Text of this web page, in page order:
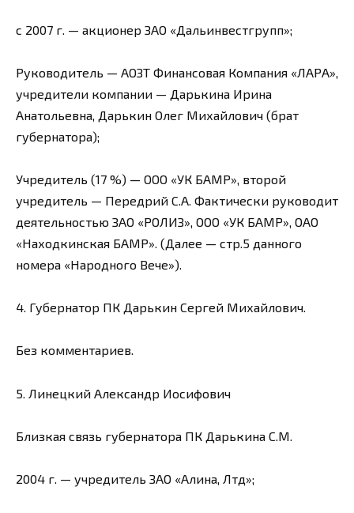
с 2007 г. — акционер ЗАО «Дальинвестгрупп»;
Руководитель — АОЗТ Финансовая Компания «ЛАРА»,
учредители компании — Дарькина Ирина
Анатольевна, Дарькин Олег Михайлович (брат
губернатора);
Учредитель (17 %) — ООО «УК БАМР», второй
учредитель — Передрий С.А. Фактически руководит
деятельностью ЗАО «РОЛИЗ», ООО «УК БАМР», ОАО
«Находкинская БАМР». (Далее — стр.5 данного
номера «Народного Вече»).
4. Губернатор ПК Дарькин Сергей Михайлович.
Без комментариев.
5. Линецкий Александр Иосифович
Близкая связь губернатора ПК Дарькина С.М.
2004 г. — учредитель ЗАО «Алина, Лтд»;